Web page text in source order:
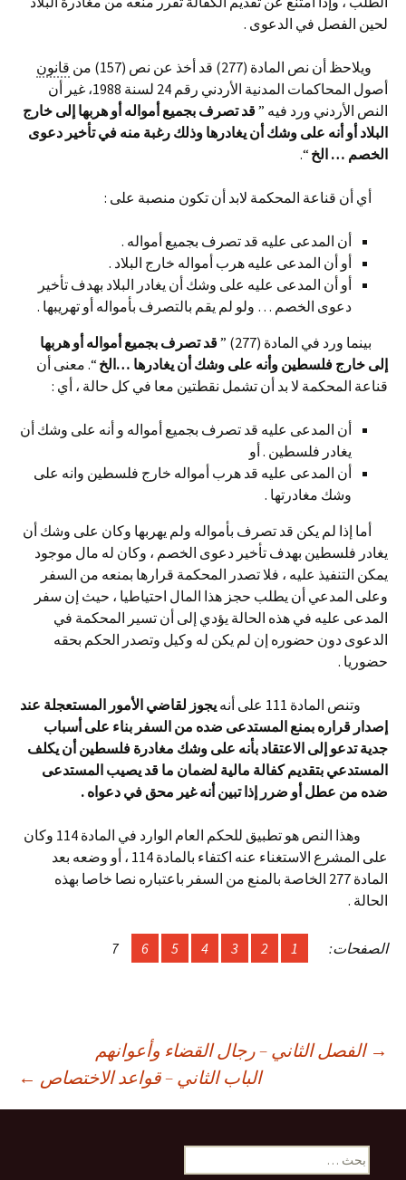
لحين الفصل في الدعوى .
ويلاحظ أن نص المادة (277) قد أخذ عن نص (157) من
قانون
أصول المحاكمات المدنية الأردني رقم 24 لسنة 1988، غير أن
النص الأردني ورد فيه ”قد تصرف بجميع أمواله أو هربها إلى خارج
البلاد أو أنه على وشك أن يغادرها وذلك رغبة منه في تأخير دعوى
الخصم … الخ “.
أي أن قناعة المحكمة لابد أن تكون منصبة على :
أن المدعى عليه قد تصرف بجميع أمواله .
أو أن المدعى عليه هرب أمواله خارج البلاد .
أو أن المدعى عليه على وشك أن يغادر البلاد بهدف تأخير
دعوى الخصم … ولو لم يقم بالتصرف بأمواله أو تهريبها .
بينما ورد في المادة (277) ”
قد تصرف بجميع أمواله أو هربها
إلى خارج فلسطين وأنه على وشك أن يغادرها …الخ “. معنى أن
قناعة المحكمة لا بد أن تشمل نقطتين معا في كل حالة ، أي :
أن المدعى عليه قد تصرف بجميع أمواله و أنه على وشك أن
يغادر فلسطين . أو
أن المدعى عليه قد هرب أمواله خارج فلسطين وانه على
وشك مغادرتها .
أما إذا لم يكن قد تصرف بأمواله ولم يهربها وكان على وشك أن
يغادر فلسطين بهدف تأخير دعوى الخصم ، وكان له مال موجود
يمكن التنفيذ عليه ، فلا تصدر المحكمة قرارها بمنعه من السفر
وعلى المدعي أن يطلب حجز هذا المال احتياطيا ، حيث إن سفر
المدعى عليه في هذه الحالة يؤدي إلى أن تسير المحكمة في
الدعوى دون حضوره إن لم يكن له وكيل وتصدر الحكم بحقه
حضوريا .
وتنص المادة 111 على أنه
يجوز لقاضي الأمور المستعجلة عند
إصدار قراره بمنع المستدعى ضده من السفر بناء على أسباب
جدية تدعو إلى الاعتقاد بأنه على وشك مغادرة فلسطين أن يكلف
المستدعي بتقديم كفالة مالية لضمان ما قد يصيب المستدعى
ضده من عطل أو ضرر إذا تبين أنه غير محق في دعواه .
وهذا النص هو تطبيق للحكم العام الوارد في المادة 114 وكان
على المشرع الاستغناء عنه اكتفاء بالمادة 114 ، أو وضعه بعد
المادة 277 الخاصة بالمنع من السفر باعتباره نصا خاصا بهذه
الحالة .
الصفحات: 1
2
3
4
5
6
7
تصفّح
المقالات
→ الفصل الثاني – رجال القضاء وأعوانهم
الباب الثاني – قواعد الاختصاص ←
عن: